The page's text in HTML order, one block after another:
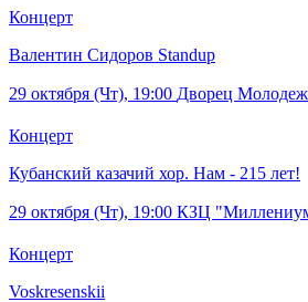
Концерт
Валентин Сидоров Standup
29 октября (Чт), 19:00 Дворец
Концерт
Кубанский казачий хор. Нам - 215 лет!
29 октября (Чт), 19:00 КЗЦ
Концерт
Voskresenskii